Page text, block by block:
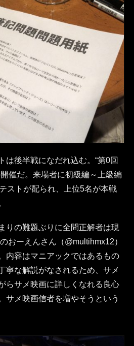
は後半戦になだれ込む。“第0回
催だ。来場者に初級編～上級編
ストが配られ、上位5名が本戦
りの難題ぶりに全問正解者は現
おーえんさん（@multihmx12）
内容はマニアックではあるもの
寧な解説がなされるため、サメ
らサメ映画に詳しくなれる良心
サメ映画信者を増やそうという